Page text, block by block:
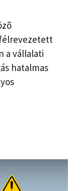
a vállalati
hatalmas